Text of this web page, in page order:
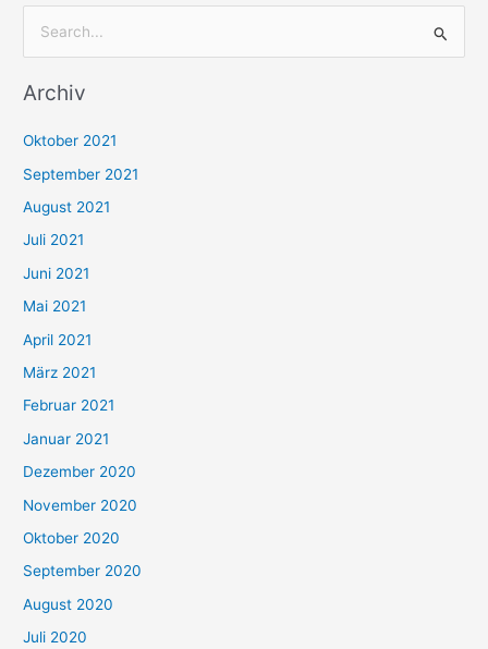
c
n
n
a
c
h
:
Archiv
Oktober 2021
September 2021
August 2021
Juli 2021
Juni 2021
Mai 2021
April 2021
März 2021
Februar 2021
Januar 2021
Dezember 2020
November 2020
Oktober 2020
September 2020
August 2020
Juli 2020